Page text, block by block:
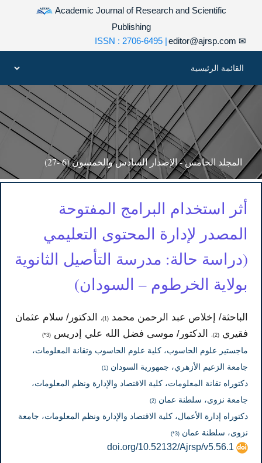
Academic Journal of Research and Scientific
Publishing
✉
المجلد الخامس - الإصدار السادس والخمسون (6 -27)
أثر استخدام البرامج المفتوحة
المصدر لإدارة المحتوى التعليمي
(دراسة حالة: مدرسة التأصيل الثانوية
بولاية الخرطوم – السودان)
الباحثة/ إخلاص عبد الرحمن محمد (1)،
الدكتور/ سلام عثمان
فقيري (2)، الدكتور/ موسى فضل الله علي إدريس (3*)
ماجستير علوم الحاسوب، كلية علوم الحاسوب وتقانة المعلومات،
جامعة الزعيم الأزهري، جمهورية السودان (1)
دكتوراه تقانة المعلومات، كلية الاقتصاد والإدارة ونظم المعلومات،
جامعة نزوى، سلطنة عمان (2)
دكتوراه إدارة الأعمال، كلية الاقتصاد والإدارة ونظم المعلومات، جامعة
نزوى، سلطنة عمان (3*)
doi.org/10.52132/Ajrsp/v5.56.1